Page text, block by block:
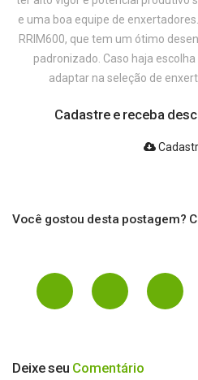
e uma boa equipe de
RRIM600, que tem um ótimo
padronizado. Caso haja
adaptar na seleção de
Cadastre e receba
Você gostou desta postagem?
Deixe seu Comentário